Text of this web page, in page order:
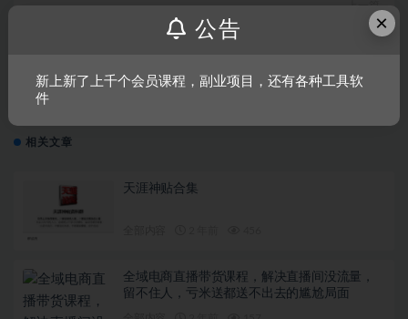
上一篇
大头菜小子避税记/Turnip Boy Commits Tax Evasion
Demo
下一篇
偶像大师：璀璨之季
相关文章
天涯神贴合集
全域电商直播带货课程，解决直播间没流量，
留不住人，亏米送都送不出去的尴尬局面
×
公告
新上新了上千个会员课程，副业项目，还有各种工具软
件